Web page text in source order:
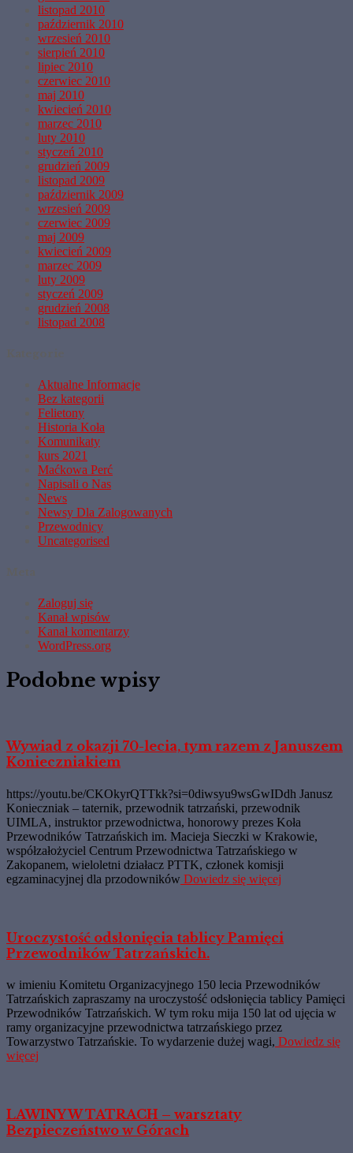
listopad 2010
październik 2010
wrzesień 2010
sierpień 2010
lipiec 2010
czerwiec 2010
maj 2010
kwiecień 2010
marzec 2010
luty 2010
styczeń 2010
grudzień 2009
listopad 2009
październik 2009
wrzesień 2009
czerwiec 2009
maj 2009
kwiecień 2009
marzec 2009
luty 2009
styczeń 2009
grudzień 2008
listopad 2008
Aktualne Informacje
Bez kategorii
Felietony
Historia Koła
Komunikaty
kurs 2021
Maćkowa Perć
Napisali o Nas
News
Newsy Dla Zalogowanych
Przewodnicy
Uncategorised
Zaloguj się
Kanał wpisów
Kanał komentarzy
WordPress.org
Podobne wpisy
Wywiad z okazji 70-lecia, tym razem z Januszem
Konieczniakiem
https://youtu.be/CKOkyrQTTkk?si=0diwsyu9wsGwIDdh Janusz
Konieczniak – taternik, przewodnik tatrzański, przewodnik
UIMLA, instruktor przewodnictwa, honorowy prezes Koła
Przewodników Tatrzańskich im. Macieja Sieczki w Krakowie,
współzałożyciel Centrum Przewodnictwa Tatrzańskiego w
Zakopanem, wieloletni działacz PTTK, członek komisji
egzaminacyjnej dla przodowników Dowiedz się więcej
Uroczystość odsłonięcia tablicy Pamięci
Przewodników Tatrzańskich.
w imieniu Komitetu Organizacyjnego 150 lecia Przewodników
Tatrzańskich zapraszamy na uroczystość odsłonięcia tablicy Pamięci
Przewodników Tatrzańskich. W tym roku mija 150 lat od ujęcia w
ramy organizacyjne przewodnictwa tatrzańskiego przez
Towarzystwo Tatrzańskie. To wydarzenie dużej wagi, Dowiedz się
więcej
LAWINY W TATRACH – warsztaty
Bezpieczeństwo w Górach